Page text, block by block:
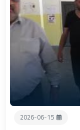
2026-06-15